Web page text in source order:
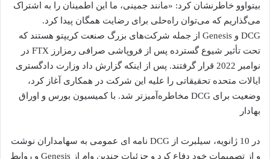
بیتواوو خاطرنشان کرد: «مانند جمینی، ما این اطمینان را به اشتراک
می‌گذاریم که می‌توان راه‌حلی برای رضایت همگان پیدا کرد.
DCG و Genesis از جمله شرکت‌های بزرگ صنعت کریپتو هستند که
تحت تأثیر شیوع گسترده پس از فروپاشی صرافی رمزارز FTX در
نوامبر 2022 قرار گرفتند. پس از اینکه گزارش داد وزارت دادگستری
ایالات متحده تحقیقاتی را علیه این شرکت در همکاری آغاز کرد،
وضعیت برای DCG مخاطره‌آمیزتر شد. با کمیسیون بورس و اوراق
بهادار
در 10 ژانویه، سیلبرت از DCG نامه ای عمومی به سهامداران نوشت
و از تصمیمات خود دفاع کرد و جزئیات چندین وام از Genesis و روابط